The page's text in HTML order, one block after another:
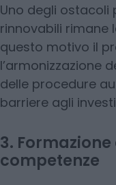
Uno degli ostacoli
rinnovabili rimane
questo motivo il
l’armonizzazione
delle procedure
barriere agli
3.
competenze